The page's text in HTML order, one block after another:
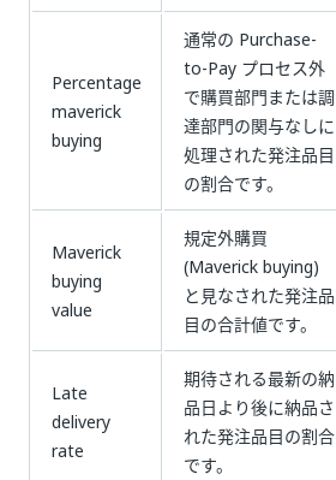
Percentage
maverick
buying
通常の Purchase-
to-Pay プロセス外
で購買部門または調
達部門の関与なしに
処理された発注品目
の割合です。
Maverick
buying
value
規定外購買
(Maverick buying)
と見なされた発注品
目の合計値です。
Late
delivery
rate
期待される最新の納
品日より後に納品さ
れた発注品目の割合
です。